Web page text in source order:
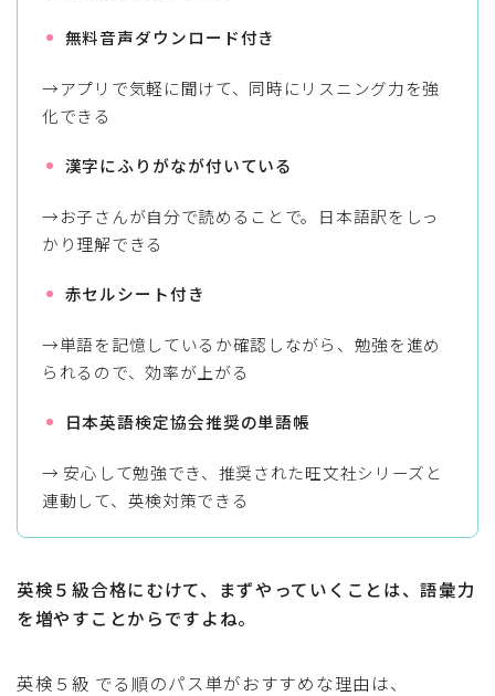
無料音声ダウンロード付き
→アプリで気軽に聞けて、同時にリスニング力を強
化できる
漢字にふりがなが付いている
→お子さんが自分で読めることで。日本語訳をしっ
かり理解できる
赤セルシート付き
→単語を記憶しているか確認しながら、勉強を進め
られるので、効率が上がる
日本英語検定協会推奨の単語帳
→ 安心して勉強でき、推奨された旺文社シリーズと
連動して、英検対策できる
英検５級合格にむけて、まずやっていくことは、語彙力
を増やすことからですよね。
英検５級 でる順のパス単がおすすめな理由は、